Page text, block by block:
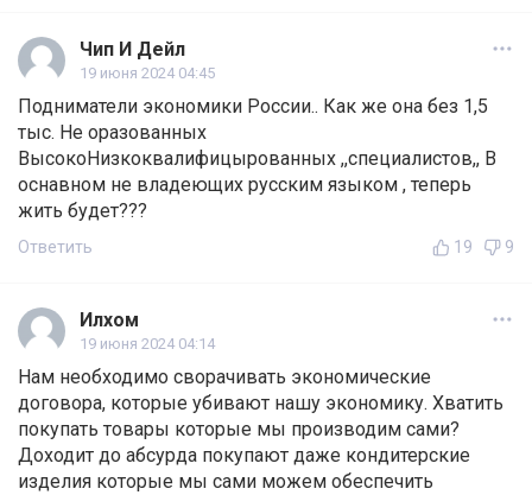
Чип И Дейл
19 июня 2024 04:45
Подниматели экономики России.. Как же она без 1,5
тыс. Не оразованных
ВысокоНизкоквалифицырованных ,,специалистов,, В
оснавном не владеющих русским языком , теперь
жить будет???
Ответить 19 9
Илхом
19 июня 2024 04:14
Нам необходимо сворачивать экономические
договора, которые убивают нашу экономику. Хватить
покупать товары которые мы производим сами?
Доходит до абсурда покупают даже кондитерские
изделия которые мы сами можем обеспечить